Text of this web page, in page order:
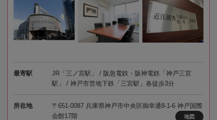
最寄駅
JR「三ノ宮駅」 / 阪急電鉄・阪神電鉄「神戸三宮
駅」 / 神戸市営地下鉄「三宮駅」各徒歩3分
所在地
〒651-0087 兵庫県神戸市中央区御幸通8-1-6 神戸国際
会館17階
地図